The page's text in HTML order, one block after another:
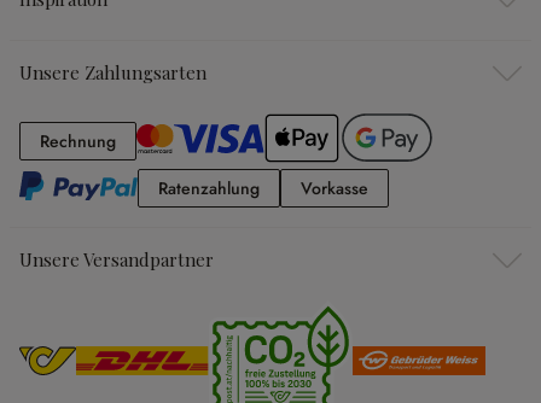
Unsere Zahlungsarten
RechnungRechnung
RatenzahlungRatenzahlung
Vorkasse
Unsere Versandpartner